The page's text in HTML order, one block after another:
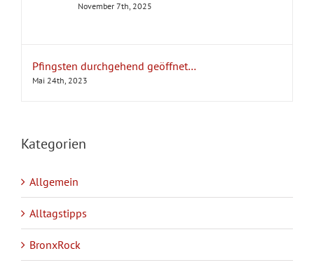
November 7th, 2025
Pfingsten durchgehend geöffnet…
Mai 24th, 2023
Kategorien
Allgemein
Alltagstipps
BronxRock